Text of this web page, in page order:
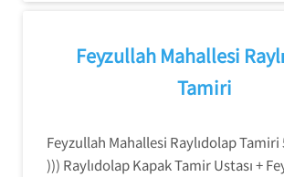
Feyzullah Mahallesi
Tamiri
Feyzullah Mahallesi Raylıdolap Tamiri
))) Raylıdolap Kapak Tamir Ustası +